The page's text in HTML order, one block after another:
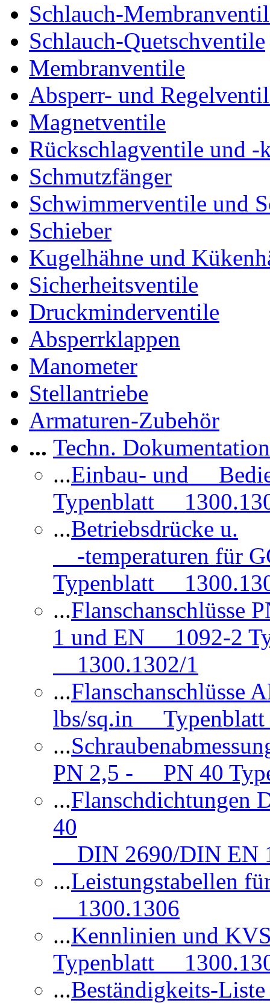
Schlauch-
Schlauch-Quetschventile
Membranventile
Absperr- und
Magnetventile
Rückschlagventile und -
Schmutzfänger
Schwimmerventile und
Schieber
Kugelhähne und
Sicherheitsventile
Druckminderventile
Absperrklappen
Manometer
Stellantriebe
Armaturen-Zubehör
... Techn.
...Einbau- und
Typenblatt
...Betriebsdrücke u.
-temperaturen für
Typenblatt
...
1 und EN 1092-2
1300.1302/1
...
lbs/sq.in Typenblatt
...
PN 2,5 - PN 40
...
40
DIN 2690/DIN EN
...Leistungstabellen
1300.1306
...Kennlinien und
Typenblatt
...Beständigkeits-